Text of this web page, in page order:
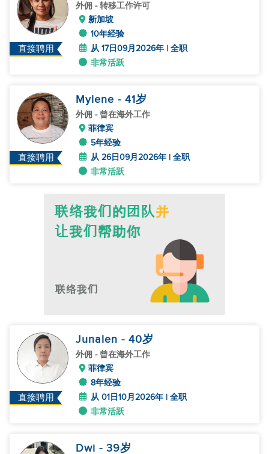
直接聘用
外佣 - 转移工作许可
新加坡
10年经验
从 17日09月2026年 | 全职
非常活跃
直接聘用
Mylene - 41岁
外佣 - 曾在海外工作
菲律宾
5年经验
从 26日09月2026年 | 全职
非常活跃
直接聘用
Junalen - 40岁
外佣 - 曾在海外工作
菲律宾
8年经验
从 01日10月2026年 | 全职
非常活跃
Dwi - 39岁